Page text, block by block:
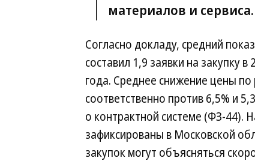
материалов и сервиса.
Согласно докладу, средний
составил 1,9 заявки на закупку
года. Среднее снижение цены по
соответственно против 6,5% и
о контрактной системе (ФЗ-44).
зафиксированы в Московской
закупок могут объясняться